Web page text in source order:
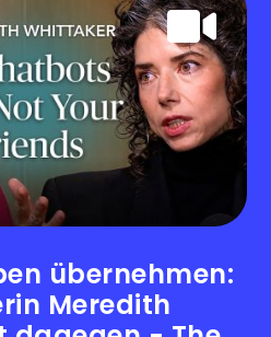
übernehmen:
Meredith